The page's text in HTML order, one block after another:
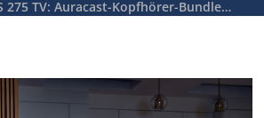
275 TV: Auracast-Kopfhörer-Bundle…